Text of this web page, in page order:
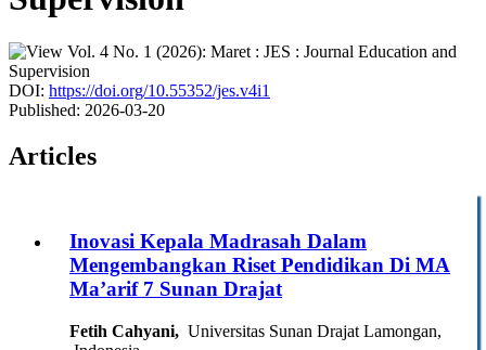
DOI: https://doi.org/10.55352/jes.v4i1
Published: 2026-03-20
Articles
Inovasi Kepala Madrasah Dalam
Mengembangkan Riset Pendidikan Di MA
Ma’arif 7 Sunan Drajat
Fetih Cahyani, Universitas Sunan Drajat Lamongan,